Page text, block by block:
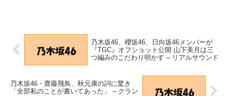
乃木坂46、櫻坂46、日向坂46メンバーが
『TGC』オフショット公開 山下美月は三
つ編みのこだわり明かす – リアルサウンド
乃木坂46・齋藤飛鳥、秋元康の詞に驚き
「全部私のことが書いてあった」 – クラン